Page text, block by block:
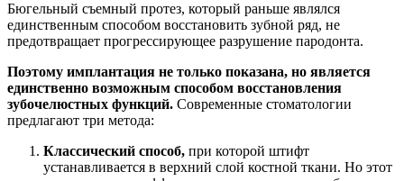
Бюгельный съемный протез, который раньше являлся
единственным способом восстановить зубной ряд, не
предотвращает прогрессирующее разрушение пародонта.
Поэтому имплантация не только показана, но является
единственно возможным способом восстановления
зубочелюстных функций. Современные стоматологии
предлагают три метода:
Классический способ, при которой штифт
устанавливается в верхний слой костной ткани. Но этот